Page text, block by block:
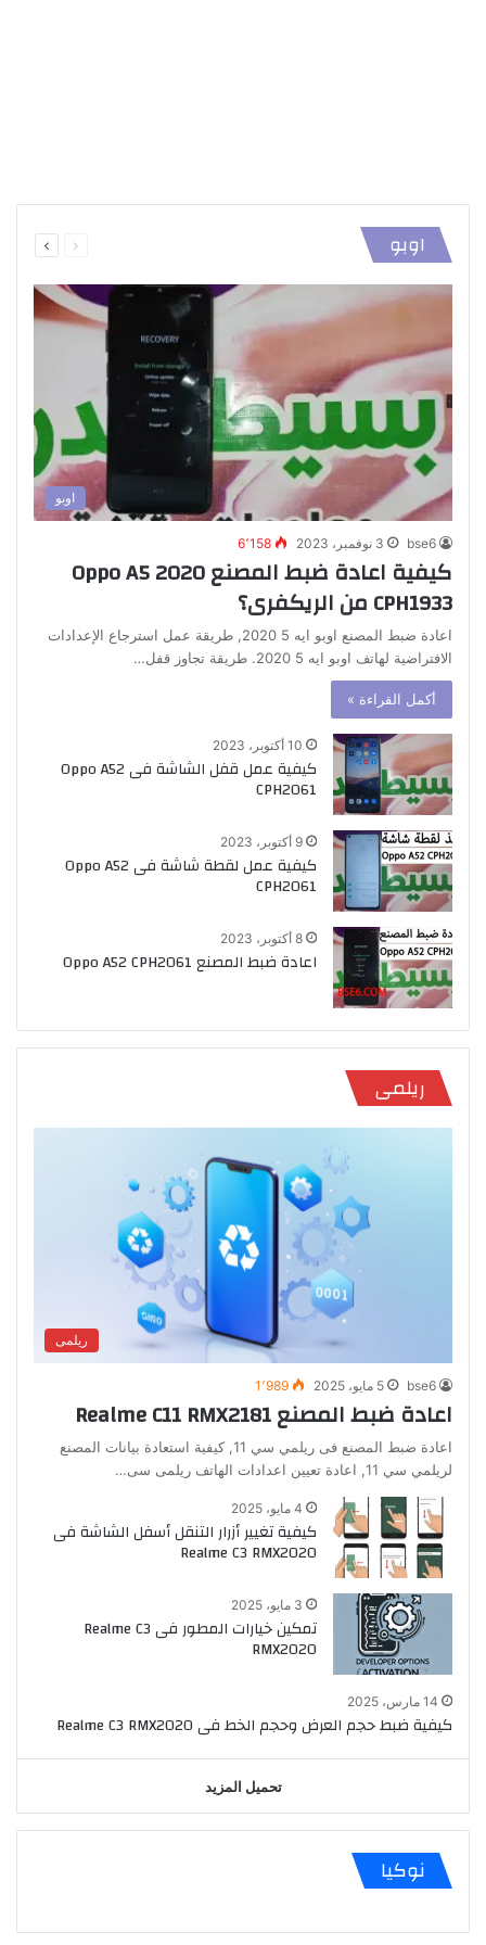
اوبو
الصفحة
اوبو
bse6 3 نوفمبر، 2023 6٬158
كيفية اعادة ضبط المصنع Oppo A5 2020
CPH1933 من الريكفرى؟
اعادة ضبط المصنع اوبو ايه 5 2020, طريقة عمل استرجاع الإعدادات
الافتراضية لهاتف اوبو ايه 5 2020. طريقة تجاوز قفل…
أكمل القراءة »
10 أكتوبر، 2023
كيفية عمل قفل الشاشة فى Oppo A52
CPH2061
9 أكتوبر، 2023
كيفية عمل لقطة شاشة فى Oppo A52
CPH2061
8 أكتوبر، 2023
اعادة ضبط المصنع Oppo A52 CPH2061
ريلمى
ريلمى
bse6 5 مايو، 2025 1٬989
اعادة ضبط المصنع Realme C11 RMX2181
اعادة ضبط المصنع فى ريلمي سي 11, كيفية استعادة بيانات المصنع
لريلمي سي 11, اعادة تعيين اعدادات الهاتف ريلمى سى…
4 مايو، 2025
كيفية تغيير أزرار التنقل أسفل الشاشة فى
Realme C3 RMX2020
3 مايو، 2025
تمكين خيارات المطور فى Realme C3
RMX2020
14 مارس، 2025
كيفية ضبط حجم العرض وحجم الخط فى Realme C3 RMX2020
تحميل المزيد
نوكيا